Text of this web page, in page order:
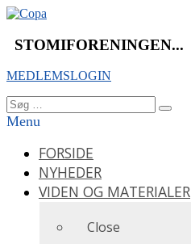
Videre
indhold
STOMIFORENINGEN...
MEDLEMSLOGIN
Søg
efter:
Søg
Menu
FORSIDE
NYHEDER
VIDEN OG MATERIALER
Close